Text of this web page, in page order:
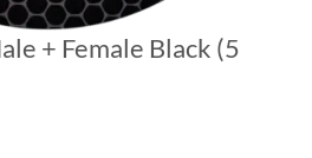
+ Female Black (5